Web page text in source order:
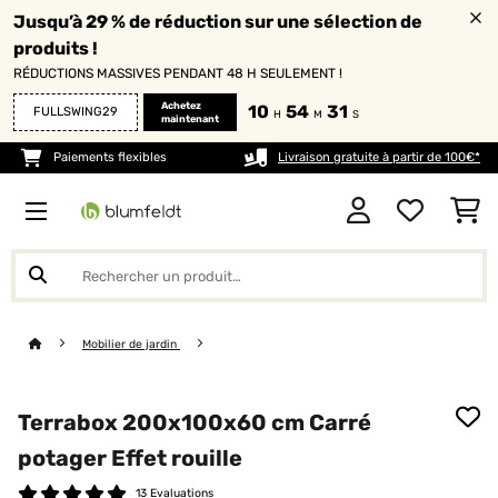
Jusqu’à 29 % de réduction sur une sélection de
produits !
RÉDUCTIONS MASSIVES PENDANT 48 H SEULEMENT !
FULLSWING29
Achetez
maintenant
10 H 54 M 30 S
Paiements flexibles Livraison gratuite à partir de 100€*
Mobilier de jardin
Terrabox 200x100x60 cm Carré
potager Effet rouille
13 Evaluations